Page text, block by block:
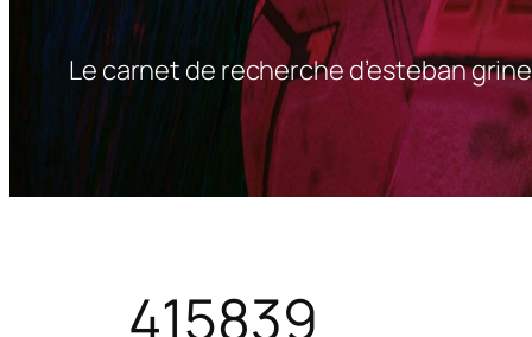
Le carnet de recherche d’esteban
415839